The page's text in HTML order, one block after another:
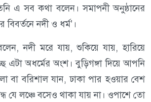
এ সব কথা বলেন। সমাপনী অনুষ্ঠানের
বিবর্তনে নদী ও ধর্ম'।
নদী মরে যায়, শুকিয়ে যায়, হারিয়ে
এটা অধর্মের অংশ। বুড়িগঙ্গা দিয়ে আপনি
বা বরিশাল যান, ঢাকা পার হওয়ার বেশ
যে লঞ্চে বসেও থাকা যায় না। ওপাশে তো